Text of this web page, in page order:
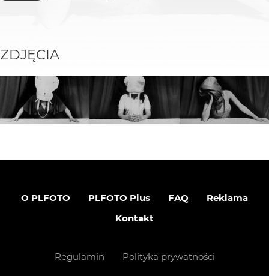
ZDJĘCIA
O PLFOTO PLFOTO Plus FAQ
Reklama
Kontakt
Regulamin Polityka prywatności